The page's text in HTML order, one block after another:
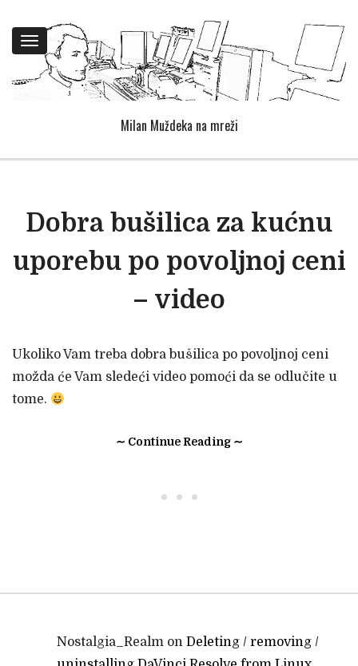
Toggle
navigation
Milan Muždeka na mreži
Dobra bušilica za kućnu
uporebu po povoljnoj ceni
– video
Ukoliko Vam treba dobra bušilica po povoljnoj ceni
možda će Vam sledeći video pomoći da se odlučite u
tome.
∼ Continue Reading ∼
• • •
Nostalgia_Realm on Deleting / removing /